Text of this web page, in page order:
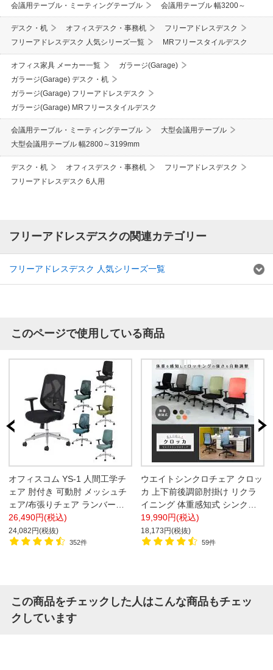
会議用テーブル・ミーティングテーブル 会議用テーブル 幅3200～
デスク・机 オフィスデスク・事務机
フリーアドレスデスク
フリーアドレスデスク 人気シリーズ一覧
MRフリースタイルデスク
オフィス家具 メーカー一覧
ガラージ(Garage)
ガラージ(Garage) デスク・机
ガラージ(Garage) フリーアドレスデスク
ガラージ(Garage) MRフリースタイルデスク
会議用テーブル・ミーティングテーブル
大型会議用テーブル
大型会議用テーブル 幅2800～3199mm
デスク・机 オフィスデスク・事務机
フリーアドレスデスク
フリーアドレスデスク 6人用
フリーアドレスデスクの関連カテゴリー
フリーアドレスデスク 人気シリーズ一覧
このページで使用している商品
オフィスコム YS-1 人間工学チ
ェア 肘付き 可動肘 メッシュチ
ェア/布張りチェア ランバーサ
ポート ロッキング オフィスチ
ェア 椅子
26,490円(税込)
24,082円(税抜)
352件
ウエイトシンクロチェア クロッ
カ 上下前後調節肘掛け リクラ
イニング 体重感知式 シンクロ
ロッキング オフィスチェア
19,990円(税込)
18,173円(税抜)
59件
この商品をチェックした人はこんな商品もチェッ
クしています